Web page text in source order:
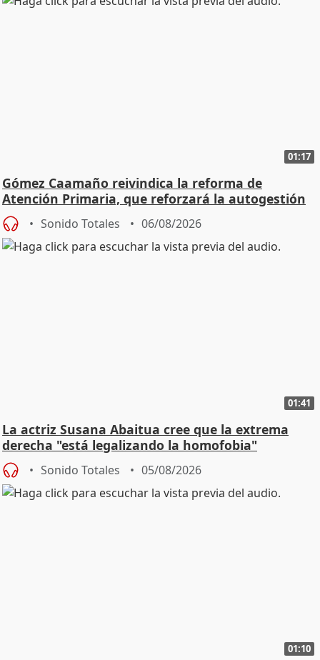
01:17
Gómez Caamaño reivindica la reforma de
Atención Primaria, que reforzará la autogestión
Sonido Totales 06/08/2026
01:41
La actriz Susana Abaitua cree que la extrema
derecha "está legalizando la homofobia"
Sonido Totales 05/08/2026
01:10